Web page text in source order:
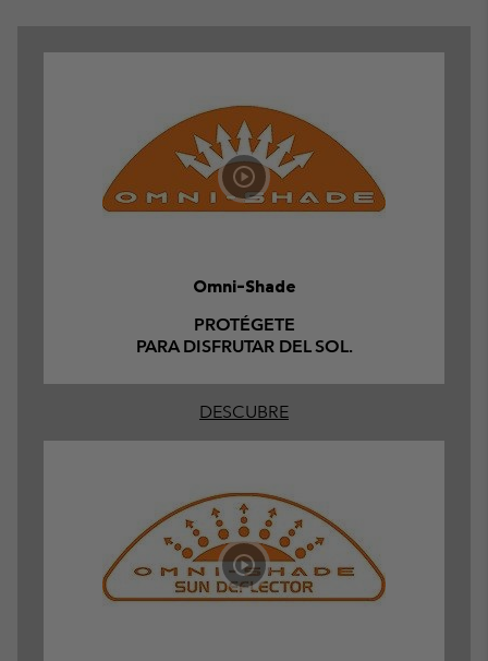
Omni-Shade
PROTÉGETE
PARA DISFRUTAR DEL SOL.
DESCUBRE